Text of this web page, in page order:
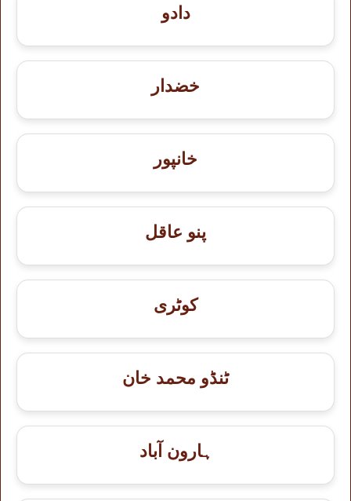
دادو
خضدار
خانپور
پنو عاقل
کوٹری
ٹنڈو محمد خان
ہارون آباد